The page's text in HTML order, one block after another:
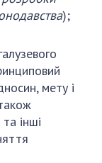
);
мету і
інші